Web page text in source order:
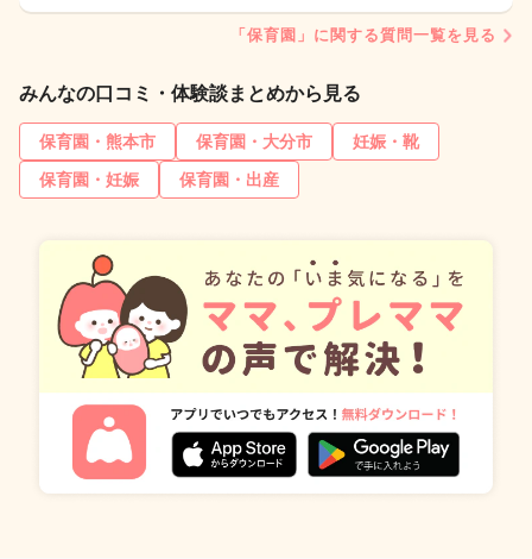
「保育園」に関する質問一覧を見る
みんなの口コミ・体験談まとめから見る
保育園・熊本市 保育園・大分市
妊娠・靴
保育園・妊娠
保育園・出産